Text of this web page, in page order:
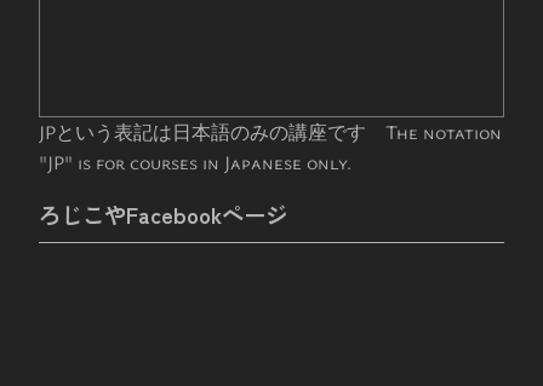
JPという表記は日本語のみの講座です The notation
"JP" is for courses in Japanese only.
ろじこやFacebookページ